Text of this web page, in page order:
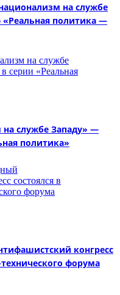
на службе
политика —
службе Западу» —
политика»
конгресс
форума